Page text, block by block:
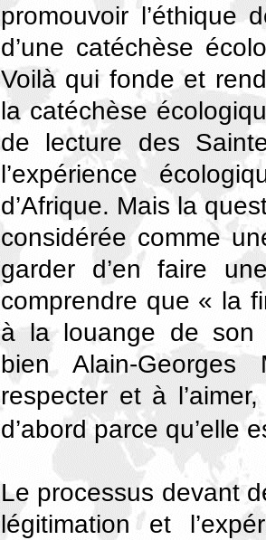
promouvoir l’éthique
d’une catéchèse
Voilà qui fonde et
la catéchèse
de lecture des
l’expérience
d’Afrique. Mais la
considérée comme
garder d’en faire
comprendre que « la
à la louange de son
bien Alain-
respecter et à
d’abord parce qu’elle
Le processus devant
légitimation et